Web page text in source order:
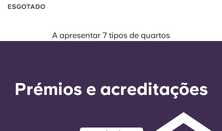
ESGOTADO
A apresentar 7 tipos de quartos
Prémios e acreditações